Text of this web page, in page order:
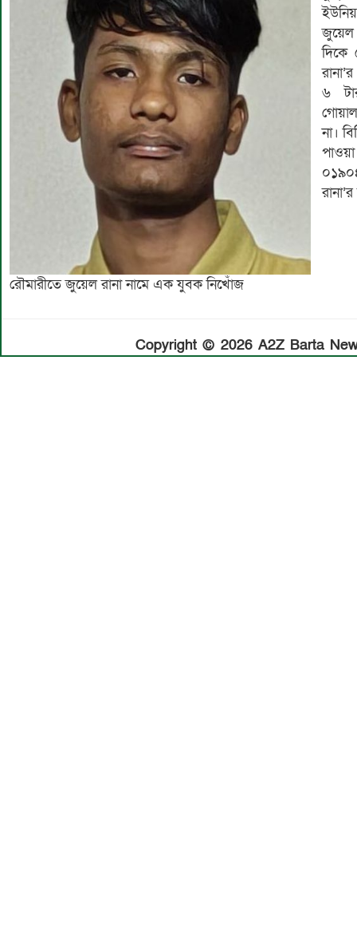
রৌমারীতে জুয়েল রানা নামে এক যুবক নিখোঁজ
জুয়েল
দিকে
৬
না।
Copyright © 2026 A2Z Barta